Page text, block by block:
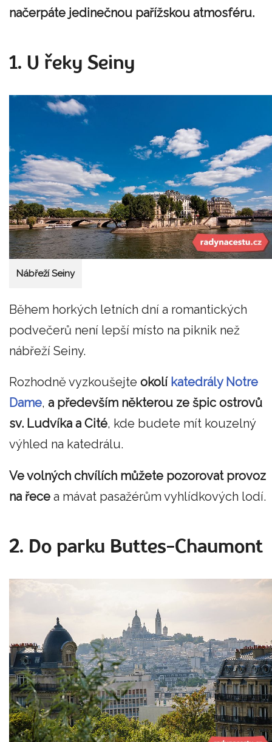
načerpáte jedinečnou pařížskou atmosféru.
1. U řeky Seiny
Nábřeží Seiny
Během horkých letních dní a romantických
podvečerů není lepší místo na piknik než
nábřeží Seiny.
Rozhodně vyzkoušejte okolí katedrály Notre
Dame, a především některou ze špic ostrovů
sv. Ludvíka a Cité, kde budete mít kouzelný
výhled na katedrálu.
Ve volných chvílích můžete pozorovat provoz
na řece a mávat pasažérům vyhlídkových lodí.
2. Do parku Buttes-Chaumont